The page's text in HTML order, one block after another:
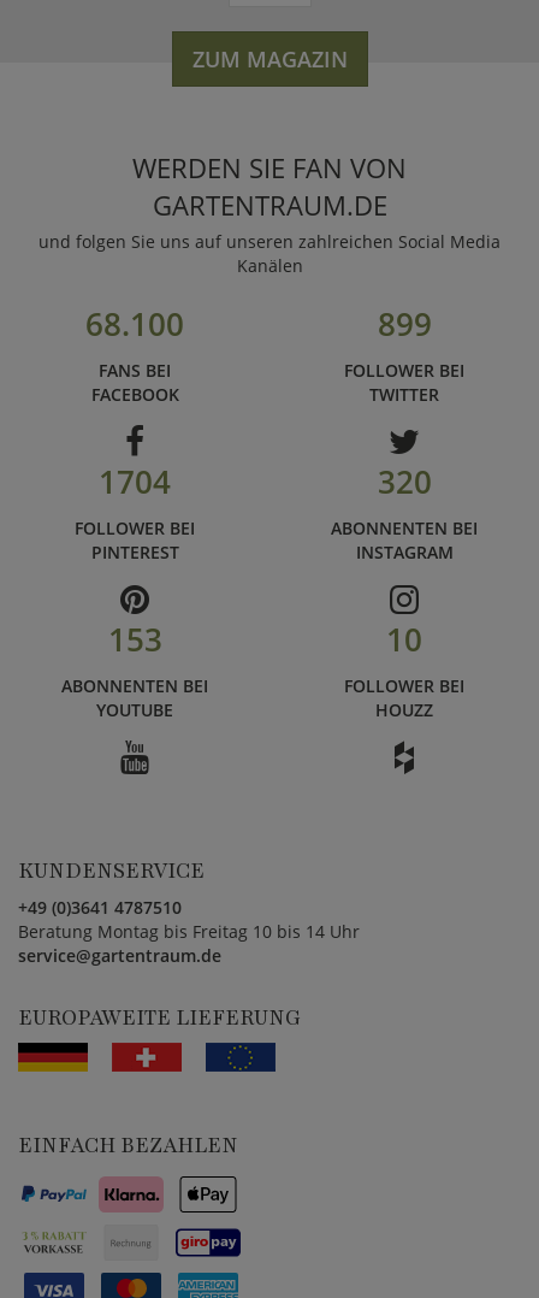
ZUM MAGAZIN
WERDEN SIE FAN VON
GARTENTRAUM.DE
und folgen Sie uns auf unseren zahlreichen Social Media
Kanälen
68.100
FANS BEI
FACEBOOK
899
FOLLOWER BEI
TWITTER
1704
FOLLOWER BEI
PINTEREST
320
ABONNENTEN BEI
INSTAGRAM
153
ABONNENTEN BEI
YOUTUBE
10
FOLLOWER BEI
HOUZZ
KUNDENSERVICE
+49 (0)3641 4787510
Beratung Montag bis Freitag 10 bis 14 Uhr
service@gartentraum.de
EUROPAWEITE LIEFERUNG
EINFACH BEZAHLEN